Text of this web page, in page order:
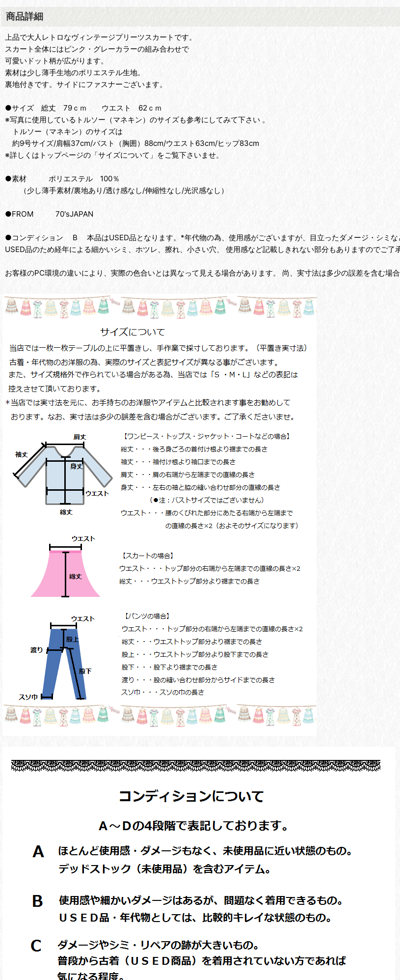
商品詳細
上品で大人レトロなヴィンテージプリーツスカートです。
スカート全体にはピンク・グレーカラーの組み合わせで
可愛いドット柄が広がります。
素材は少し薄手生地のポリエステル生地。
裏地付きです。サイドにファスナーございます。
●サイズ 総丈 79ｃｍ ウエスト 62ｃｍ
※写真に使用しているトルソー（マネキン）のサイズも参考にしてみて下さい 。
トルソー（マネキン）のサイズは
約9号サイズ/肩幅37cm/バスト（胸囲）88cm/ウエスト63cm/ヒップ83cm
※詳しくはトップページの「サイズについて」をご覧下さいませ。
●素材 ポリエステル 100％
（少し薄手素材/裏地あり/透け感なし/伸縮性なし/光沢感なし）
●FROM 70'sJAPAN
●コンディション B 本品はUSED品となります。*年代物の為、使用感がございますが、目立ったダメージ・シミな
USED品のため経年による細かいシミ、ホツレ、擦れ、小さい穴、 使用感など記載しきれない部分もありますのでご了
お客様のPC環境の違いにより、実際の色合いとは異なって見える場合があります。 尚、実寸法は多少の誤差を含む場